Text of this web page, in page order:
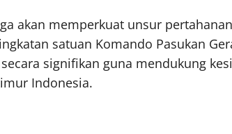
akan memperkuat unsur
satuan Komando Pasukan
signifikan guna mendukung
Indonesia.